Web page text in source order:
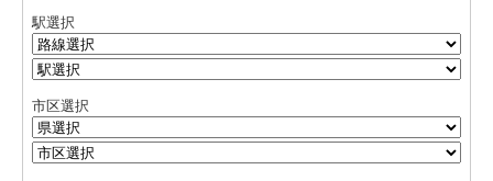
駅選択
市区選択